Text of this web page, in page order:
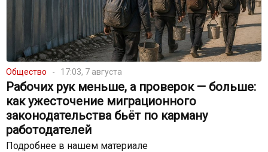
Общество 17:03, 7 августа
Рабочих рук меньше, а проверок — больше:
как ужесточение миграционного
законодательства бьёт по карману
работодателей
Подробнее в нашем материале